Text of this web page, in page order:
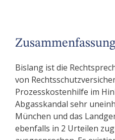
Zusammenfassung
Bislang ist die
von
Prozesskostenhilfe im
Abgasskandal sehr
München und das
ebenfalls in 2 Urteilen